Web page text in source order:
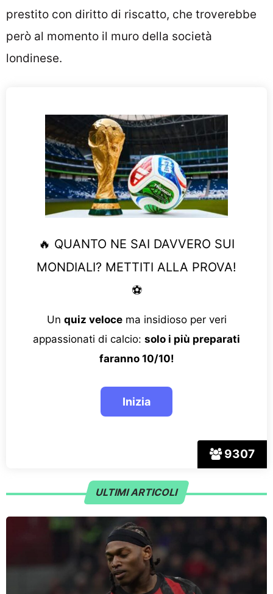
prestito con diritto di riscatto, che troverebbe
però al momento il muro della società
londinese.
9307
🔥 QUANTO NE SAI DAVVERO SUI
MONDIALI? METTITI ALLA PROVA!
⚽
Un quiz velocema insidioso per veri
appassionati di calcio: solo i più preparati
faranno 10/10!
ULTIMI ARTICOLI